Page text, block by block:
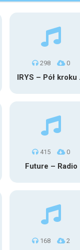
298 0
415 0
Future – Radio
168 2